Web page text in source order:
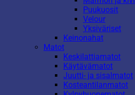
Puukuosit
Velour
Yksiväriset
Keinonahat
Matot
Keskilattiamatot
Käytävämatot
Juutti- ja sisalmatot
Kosteantilanmatot